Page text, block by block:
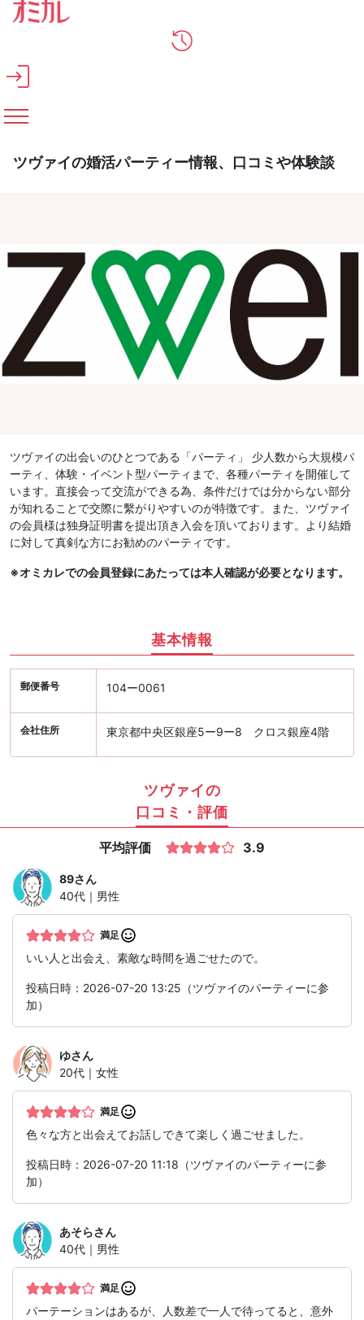
メインコンテンツへスキップ
ツヴァイの婚活パーティー情報、口コミや体験談
ツヴァイの出会いのひとつである「パーティ」 少人数から大規模パ
ーティ、体験・イベント型パーティまで、各種パーティを開催して
います。直接会って交流ができる為、条件だけでは分からない部分
が知れることで交際に繫がりやすいのが特徴です。また、ツヴァイ
の会員様は独身証明書を提出頂き入会を頂いております。より結婚
に対して真剣な方にお勧めのパーティです。
※オミカレでの会員登録にあたっては本人確認が必要となります。
基本情報
郵便番号 104ー0061
会社住所 東京都中央区銀座5ー9ー8 クロス銀座4階
ツヴァイの
口コミ・評価
平均評価 3.9
89さん
40代｜男性
満足
いい人と出会え、素敵な時間を過ごせたので。
投稿日時：2026-07-20 13:25（ツヴァイのパーティーに参
加）
ゆさん
20代｜女性
満足
色々な方と出会えてお話しできて楽しく過ごせました。
投稿日時：2026-07-20 11:18（ツヴァイのパーティーに参
加）
あそらさん
40代｜男性
満足
パーテーションはあるが、人数差で一人で待ってると、意外